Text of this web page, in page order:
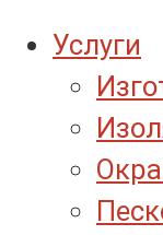
Услуги